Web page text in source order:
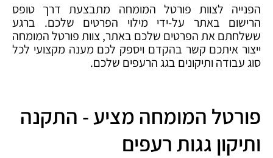
הפנייה לצוות פורטל המומחה מתבצעת דרך טופס
הרישום באתר על-ידי מילוי הפרטים שלכם. ברגע
ששלחתם את הפרטים שלכם באתר, צוות פורטל המומחה
ייצור איתכם קשר בהקדם ויספק לכם מענה מקצועי לכל
סוג עבודה ותיקונים בגג הרעפים שלכם.
פורטל המומחה מציע - התקנה
ותיקון גגות רעפים